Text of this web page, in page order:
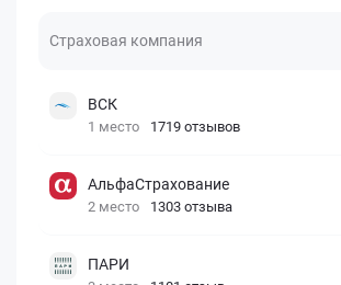
Страховая компания
ВСК
1 место 1719 отзывов
АльфаСтрахование
2 место 1303 отзыва
ПАРИ